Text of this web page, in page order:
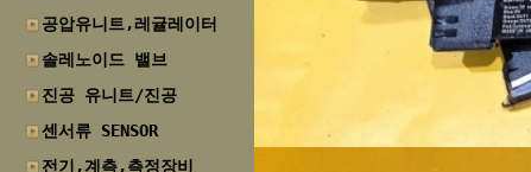
공압유니트,레귤레이터
솔레노이드 밸브
진공 유니트/진공
센서류 SENSOR
전기,계측,측정장비